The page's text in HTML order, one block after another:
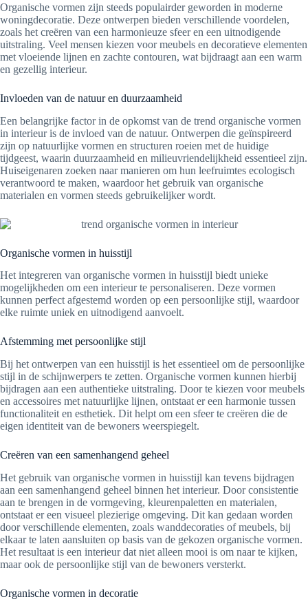
Organische vormen zijn steeds populairder geworden in moderne
woningdecoratie. Deze ontwerpen bieden verschillende voordelen,
zoals het creëren van een harmonieuze sfeer en een uitnodigende
uitstraling. Veel mensen kiezen voor meubels en decoratieve elementen
met vloeiende lijnen en zachte contouren, wat bijdraagt aan een warm
en gezellig interieur.
Invloeden van de natuur en duurzaamheid
Een belangrijke factor in de opkomst van de trend organische vormen
in interieur is de invloed van de natuur. Ontwerpen die geïnspireerd
zijn op natuurlijke vormen en structuren roeien met de huidige
tijdgeest, waarin duurzaamheid en milieuvriendelijkheid essentieel zijn.
Huiseigenaren zoeken naar manieren om hun leefruimtes ecologisch
verantwoord te maken, waardoor het gebruik van organische
materialen en vormen steeds gebruikelijker wordt.
Organische vormen in huisstijl
Het integreren van organische vormen in huisstijl biedt unieke
mogelijkheden om een interieur te personaliseren. Deze vormen
kunnen perfect afgestemd worden op een persoonlijke stijl, waardoor
elke ruimte uniek en uitnodigend aanvoelt.
Afstemming met persoonlijke stijl
Bij het ontwerpen van een huisstijl is het essentieel om de persoonlijke
stijl in de schijnwerpers te zetten. Organische vormen kunnen hierbij
bijdragen aan een authentieke uitstraling. Door te kiezen voor meubels
en accessoires met natuurlijke lijnen, ontstaat er een harmonie tussen
functionaliteit en esthetiek. Dit helpt om een sfeer te creëren die de
eigen identiteit van de bewoners weerspiegelt.
Creëren van een samenhangend geheel
Het gebruik van organische vormen in huisstijl kan tevens bijdragen
aan een samenhangend geheel binnen het interieur. Door consistentie
aan te brengen in de vormgeving, kleurenpaletten en materialen,
ontstaat er een visueel plezierige omgeving. Dit kan gedaan worden
door verschillende elementen, zoals wanddecoraties of meubels, bij
elkaar te laten aansluiten op basis van de gekozen organische vormen.
Het resultaat is een interieur dat niet alleen mooi is om naar te kijken,
maar ook de persoonlijke stijl van de bewoners versterkt.
Organische vormen in decoratie